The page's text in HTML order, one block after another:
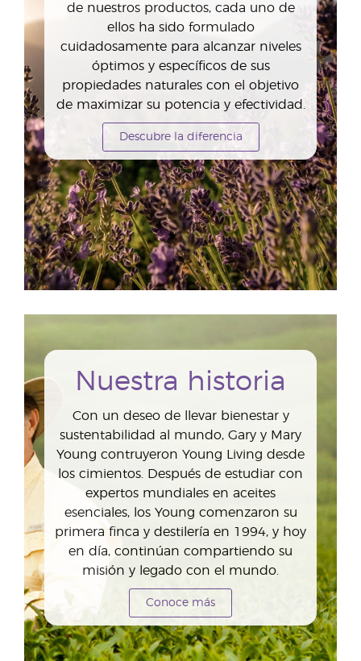
de nuestros productos, cada uno de
ellos ha sido formulado
cuidadosamente para alcanzar niveles
óptimos y específicos de sus
propiedades naturales con el objetivo
de maximizar su potencia y efectividad.
Descubre la diferencia
Nuestra historia
Con un deseo de llevar bienestar y
sustentabilidad al mundo, Gary y Mary
Young contruyeron Young Living desde
los cimientos. Después de estudiar con
expertos mundiales en aceites
esenciales, los Young comenzaron su
primera finca y destilería en 1994, y hoy
en día, continúan compartiendo su
misión y legado con el mundo.
Conoce más